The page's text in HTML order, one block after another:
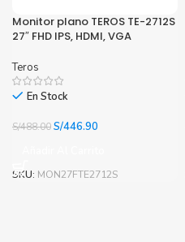
Monitor plano TEROS TE-2712S
27″ FHD IPS, HDMI, VGA
Teros
En Stock
S/488.00El
era:
S/446.90
es:
SKU: MON27FTE2712S